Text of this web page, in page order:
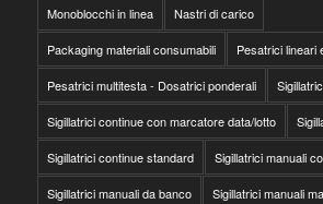
Monoblocchi in linea Nastri di carico
Packaging materiali consumabili Pesatrici lineari
Pesatrici multitesta - Dosatrici ponderali
Sigillatrici continue con marcatore data/lotto
Sigillatrici continue standard Sigillatrici manuali
Sigillatrici manuali da banco Sigillatrici manuali